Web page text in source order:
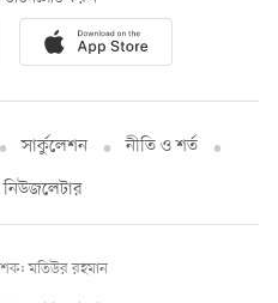
সার্কুলেশন
নীতি ও শর্ত
নিউজলেটার
মতিউর রহমান